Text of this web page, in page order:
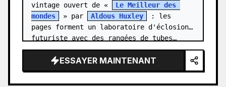
vintage ouvert de «
Le Meilleur des
mondes
» par Aldous Huxley
: les
pages forment un laboratoire d'éclosion
futuriste avec des rangées de tubes…
ESSAYER MAINTENANT